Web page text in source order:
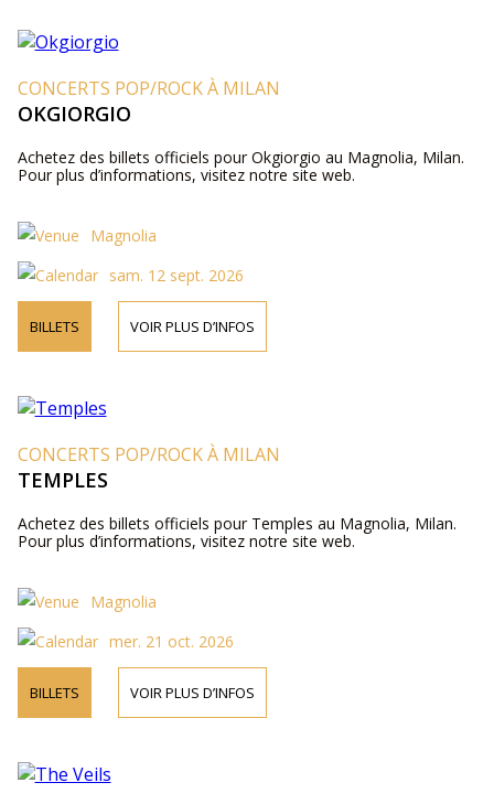
CONCERTS POP/ROCK À MILAN
OKGIORGIO
Achetez des billets officiels pour Okgiorgio au Magnolia, Milan.
Pour plus d’informations, visitez notre site web.
Magnolia
sam. 12 sept. 2026
BILLETS VOIR PLUS D’INFOS
CONCERTS POP/ROCK À MILAN
TEMPLES
Achetez des billets officiels pour Temples au Magnolia, Milan.
Pour plus d’informations, visitez notre site web.
Magnolia
mer. 21 oct. 2026
BILLETS VOIR PLUS D’INFOS